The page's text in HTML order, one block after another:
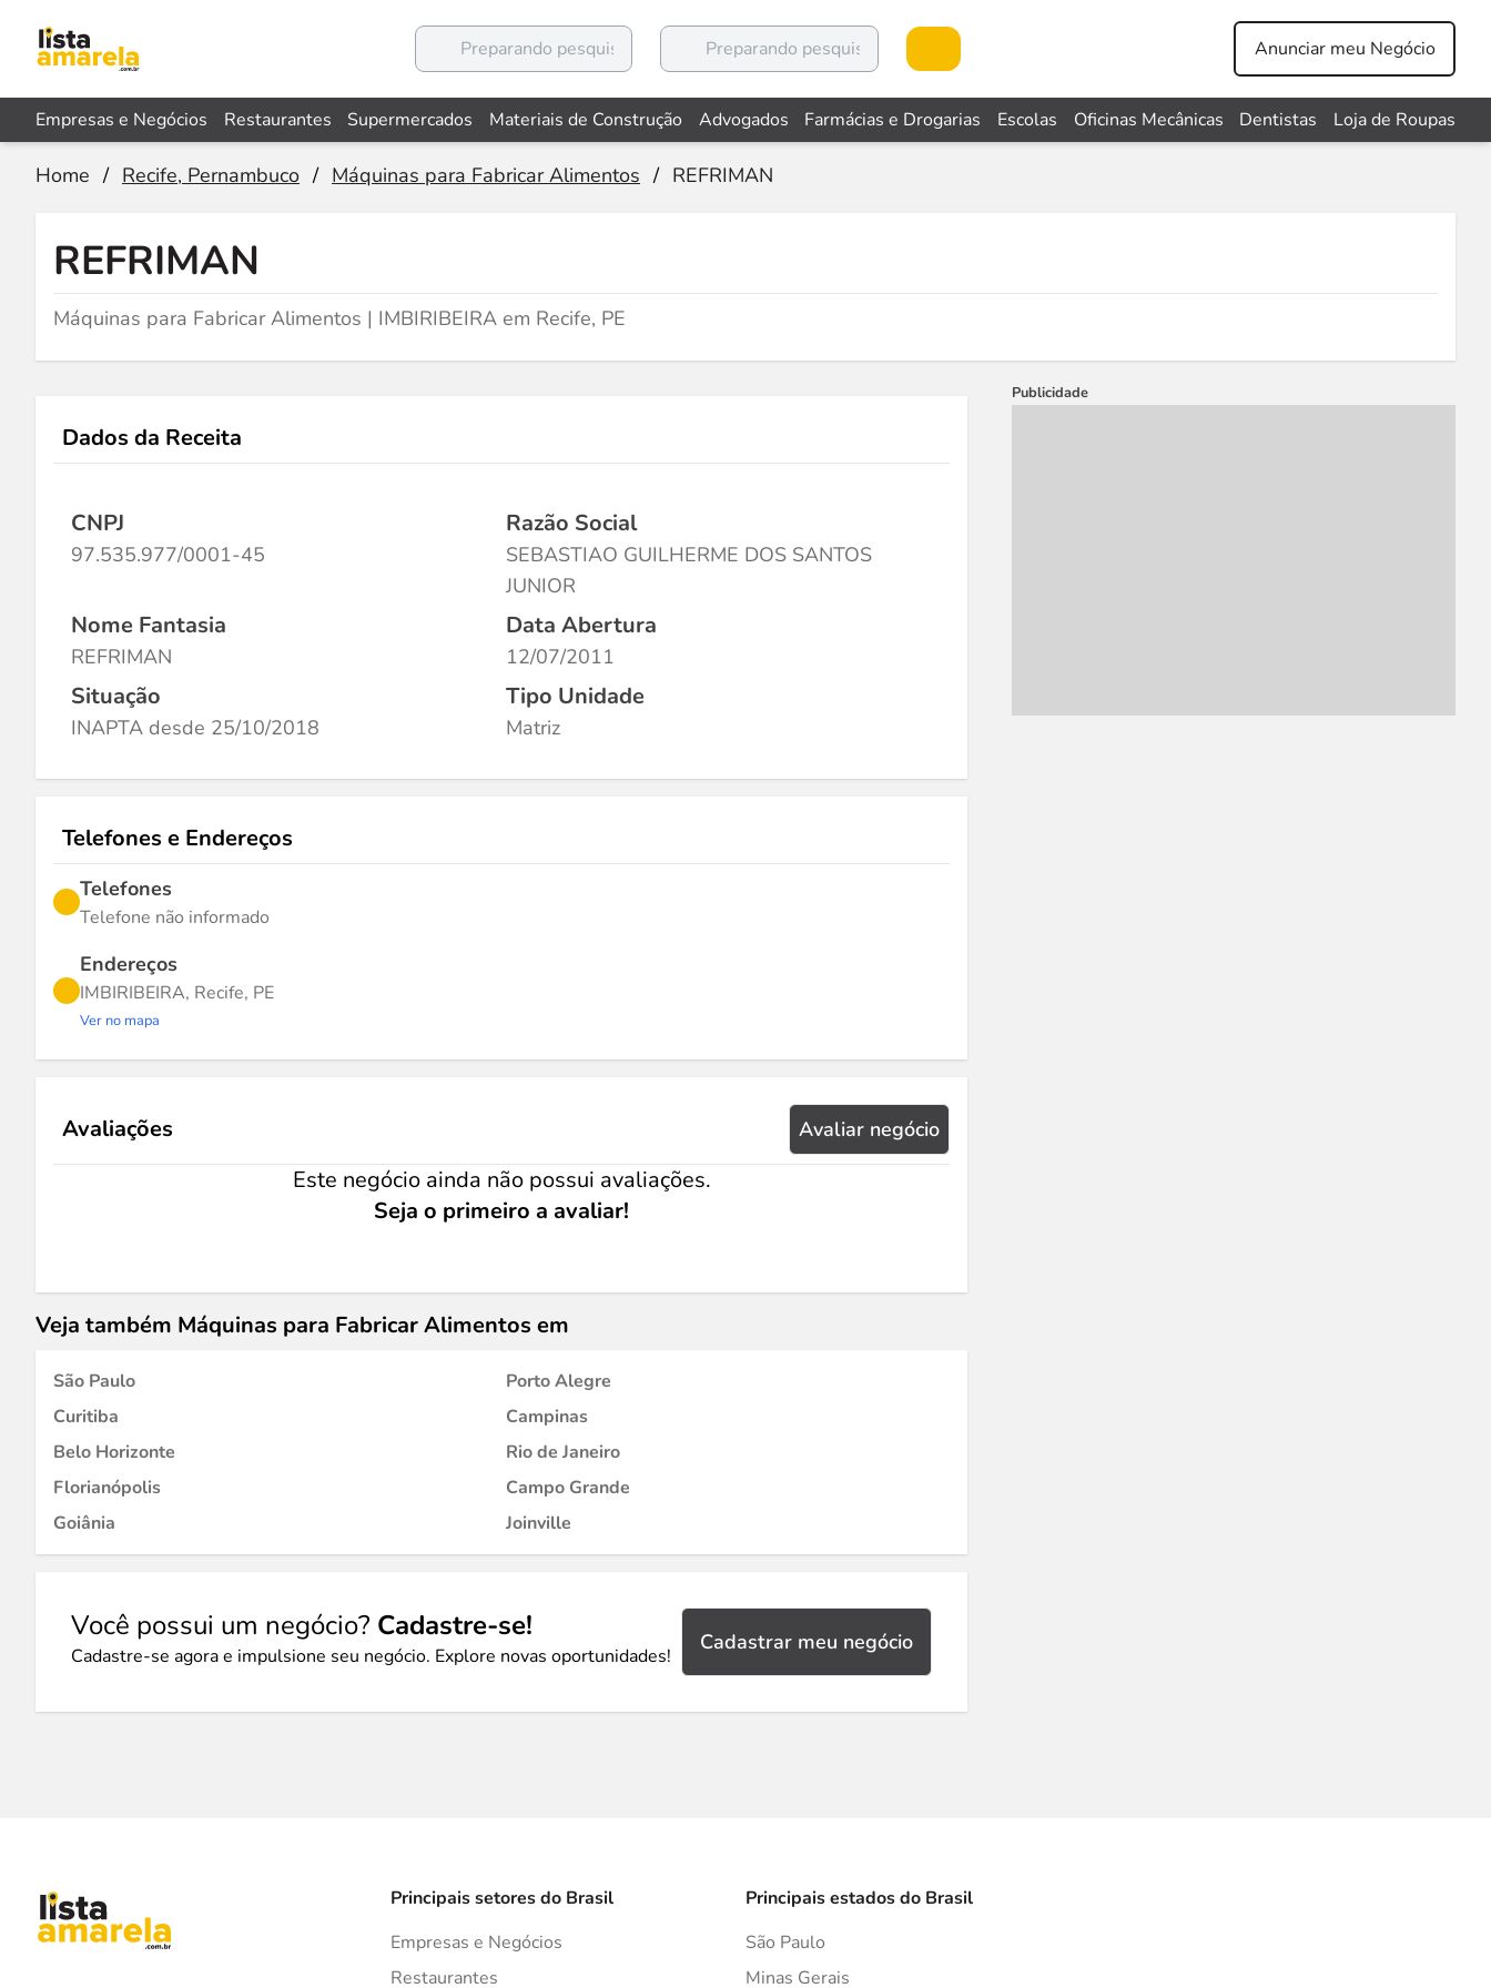
Anunciar meu Negócio
Empresas e Negócios Restaurantes Supermercados Materiais de Construção Advogados Farmácias e Drogarias Escolas Oficinas Mecânicas Dentistas Loja de Roupas
Home / Recife, Pernambuco / Máquinas para Fabricar Alimentos / REFRIMAN
REFRIMAN
Máquinas para Fabricar Alimentos | IMBIRIBEIRA em Recife, PE
Dados da Receita
CNPJ
97.535.977/0001-45
Razão Social
SEBASTIAO GUILHERME DOS SANTOS
JUNIOR
Nome Fantasia
REFRIMAN
Data Abertura
12/07/2011
Situação
INAPTA desde 25/10/2018
Tipo Unidade
Matriz
Telefones e Endereços
Telefones
Telefone não informado
Endereços
IMBIRIBEIRA, Recife, PE
Ver no mapa
Avaliações Avaliar negócio
Este negócio ainda não possui avaliações.
Seja o primeiro a avaliar!
Veja também Máquinas para Fabricar Alimentos em
São Paulo
Porto Alegre
Curitiba
Campinas
Belo Horizonte
Rio de Janeiro
Florianópolis
Campo Grande
Goiânia
Joinville
Você possui um negócio? Cadastre-se!
Cadastre-se agora e impulsione seu negócio. Explore novas oportunidades!
Cadastrar meu negócio
Publicidade
Principais setores do Brasil
Empresas e Negócios
Restaurantes
Principais estados do Brasil
São Paulo
Minas Gerais